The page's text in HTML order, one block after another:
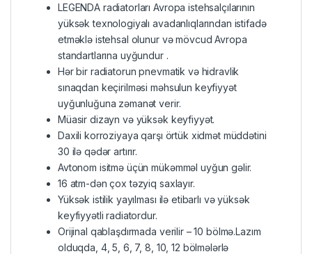
LEGENDA radiatorları Avropa istehsalçılarının
yüksək texnologiyalı avadanlıqlarından istifadə
etməklə istehsal olunur və mövcud Avropa
standartlarına uyğundur .
Hər bir radiatorun pnevmatik və hidravlik
sınaqdan keçirilməsi məhsulun keyfiyyət
uyğunluğuna zəmanət verir.
Müasir dizayn və yüksək keyfiyyət.
Daxili korroziyaya qarşı örtük xidmət müddətini
30 ilə qədər artırır.
Avtonom isitmə üçün mükəmməl uyğun gəlir.
16 atm-dən çox təzyiq saxlayır.
Yüksək istilik yayılması ilə etibarlı və yüksək
keyfiyyətli radiatordur.
Orijinal qablaşdırmada verilir – 10 bölmə.Lazım
olduqda, 4, 5, 6, 7, 8, 10, 12 bölmələrlə